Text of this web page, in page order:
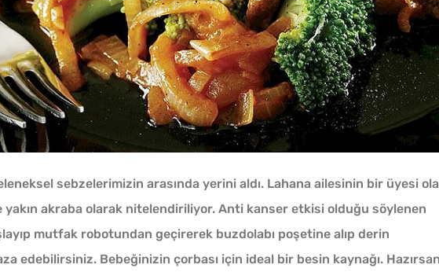
sebzelerimizin arasında yerini aldı. Lahana ailesinin bir üyesi
yakın akraba olarak nitelendiriliyor. Anti kanser etkisi olduğu söylenen
mutfak robotundan geçirerek buzdolabı poşetine alıp derin
edebilirsiniz. Bebeğinizin çorbası için ideal bir besin kaynağı.